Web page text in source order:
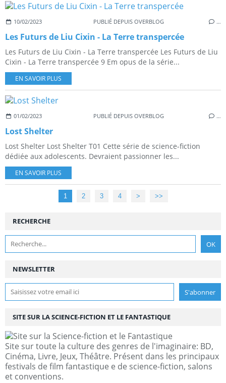
10/02/2023 PUBLIÉ DEPUIS OVERBLOG …
Les Futurs de Liu Cixin - La Terre transpercée
Les Futurs de Liu Cixin - La Terre transpercée Les Futurs de Liu
Cixin - La Terre transpercée 9 Em opus de la série...
EN SAVOIR PLUS
01/02/2023 PUBLIÉ DEPUIS OVERBLOG …
Lost Shelter
Lost Shelter Lost Shelter T01 Cette série de science-fiction
dédiée aux adolescents. Devraient passionner les...
EN SAVOIR PLUS
1 2 3 4 > >>
NEWSLETTER
RECHERCHE
SITE SUR LA SCIENCE-FICTION ET LE FANTASTIQUE
Site sur toute la culture des genres de l'imaginaire: BD,
Cinéma, Livre, Jeux, Théâtre. Présent dans les principaux
festivals de film fantastique e de science-fiction, salons
et conventions.